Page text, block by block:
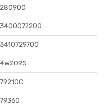
280900
3400072200
3410729700
4W2095
79210C
79360